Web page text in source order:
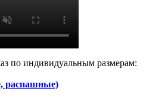
по индивидуальным размерам:
распашные)